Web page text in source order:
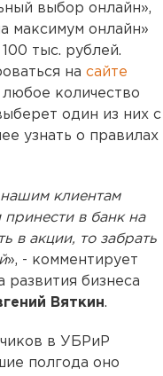
выбор онлайн»,
максимум онлайн»
тыс. рублей.
на сайте
количество
один из них с
узнать о правилах
клиентам
в банк на
в акции, то забрать
», - комментирует
бизнеса
Вяткин.
в УБРиР
полгода оно